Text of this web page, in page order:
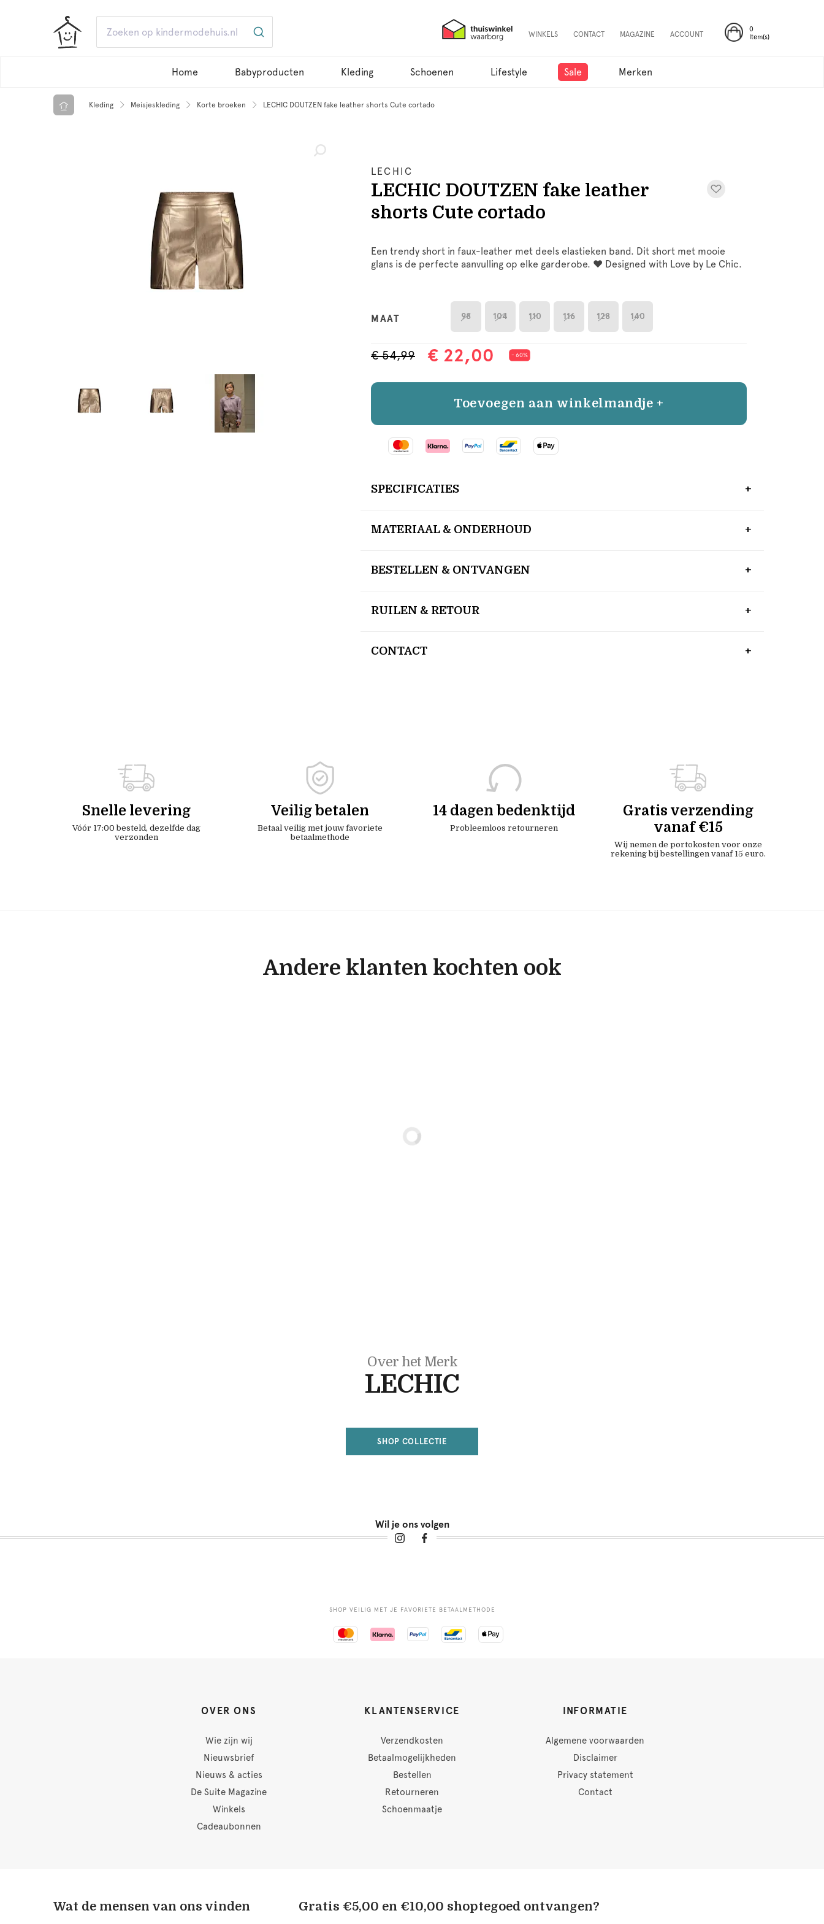
0
Item(s)
WINKELS CONTACT MAGAZINE ACCOUNT
Home Babyproducten Kleding Schoenen Lifestyle Sale Merken
Kleding Meisjeskleding Korte broeken LECHIC DOUTZEN fake leather shorts Cute cortado
LECHIC
LECHIC DOUTZEN fake leather
shorts Cute cortado
Een trendy short in faux-leather met deels elastieken band. Dit short met mooie
glans is de perfecte aanvulling op elke garderobe. ♥ Designed with Love by Le Chic.
MAAT 98 104 110 116 128 140
€ 54,99 € 22,00 - 60%
Toevoegen aan winkelmandje +
SPECIFICATIES
MATERIAAL & ONDERHOUD
BESTELLEN & ONTVANGEN
RUILEN & RETOUR
CONTACT
Snelle levering
Vóór 17:00 besteld, dezelfde dag
verzonden
Veilig betalen
Betaal veilig met jouw favoriete
betaalmethode
14 dagen bedenktijd
Probleemloos retourneren
Gratis verzending
vanaf €15
Wij nemen de portokosten voor onze
rekening bij bestellingen vanaf 15 euro.
Andere klanten kochten ook
Over het Merk
LECHIC
SHOP COLLECTIE
Wil je ons volgen
SHOP VEILIG MET JE FAVORIETE BETAALMETHODE
OVER ONS
Wie zijn wij
Nieuwsbrief
Nieuws & acties
De Suite Magazine
Winkels
Cadeaubonnen
KLANTENSERVICE
Verzendkosten
Betaalmogelijkheden
Bestellen
Retourneren
Schoenmaatje
INFORMATIE
Algemene voorwaarden
Disclaimer
Privacy statement
Contact
Wat de mensen van ons vinden Gratis €5,00 en €10,00 shoptegoed ontvangen?